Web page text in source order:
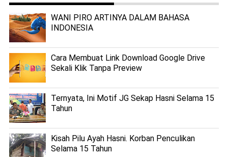
WANI PIRO ARTINYA DALAM BAHASA
INDONESIA
Cara Membuat Link Download Google Drive
Sekali Klik Tanpa Preview
Ternyata, Ini Motif JG Sekap Hasni Selama 15
Tahun
Kisah Pilu Ayah Hasni. Korban Penculikan
Selama 15 Tahun